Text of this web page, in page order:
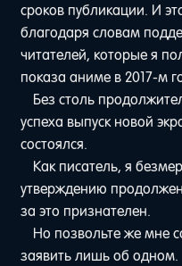
сроков публикации. И
благодаря словам
читателей, которые я
показа аниме в 2017-м
Без столь
успеха выпуск новой
состоялся.
Как писатель, я
утверждению
за это признателен.
Но позвольте же мне
заявить лишь об одном.